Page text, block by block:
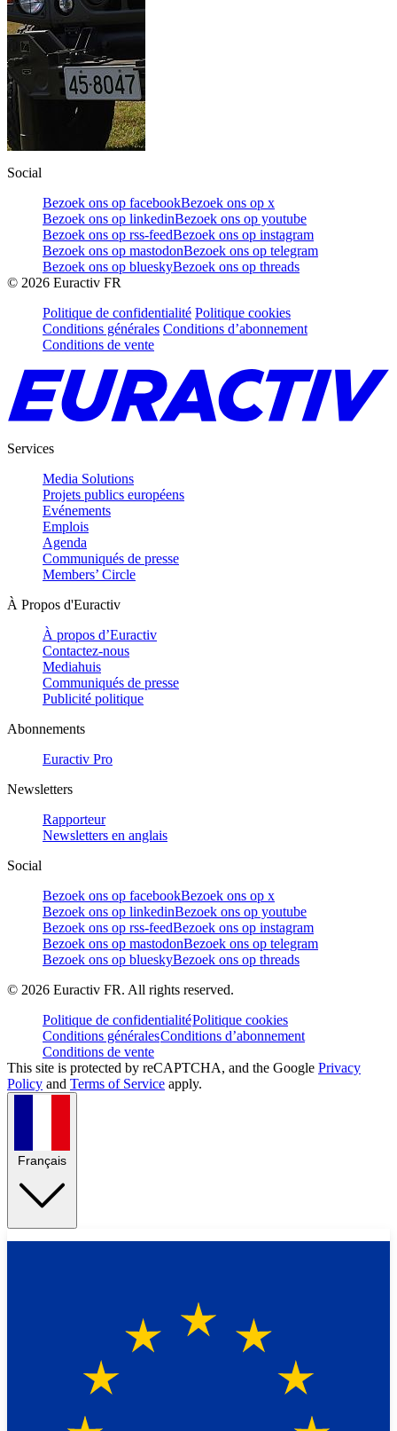
Social
Bezoek ons op facebookBezoek ons op x
Bezoek ons op linkedinBezoek ons op youtube
Bezoek ons op rss-feedBezoek ons op instagram
Bezoek ons op mastodonBezoek ons op telegram
Bezoek ons op blueskyBezoek ons op threads
© 2026 Euractiv FR
Politique de confidentialité Politique cookies
Conditions générales Conditions d’abonnement
Conditions de vente
Services
Media Solutions
Projets publics européens
Evénements
Emplois
Agenda
Communiqués de presse
Members’ Circle
À Propos d'Euractiv
À propos d’Euractiv
Contactez-nous
Mediahuis
Communiqués de presse
Publicité politique
Abonnements
Euractiv Pro
Newsletters
Rapporteur
Newsletters en anglais
Social
Bezoek ons op facebookBezoek ons op x
Bezoek ons op linkedinBezoek ons op youtube
Bezoek ons op rss-feedBezoek ons op instagram
Bezoek ons op mastodonBezoek ons op telegram
Bezoek ons op blueskyBezoek ons op threads
© 2026 Euractiv FR. All rights reserved.
Politique de confidentialitéPolitique cookies
Conditions généralesConditions d’abonnement
Conditions de vente
This site is protected by reCAPTCHA, and the Google Privacy
Policy and Terms of Service apply.
Français